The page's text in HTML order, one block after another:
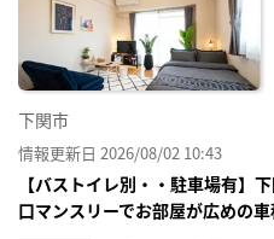
下関市
情報更新日 2026/08/02 10:43
【バストイレ別・・駐車場有】
口マンスリーでお部屋が広めの